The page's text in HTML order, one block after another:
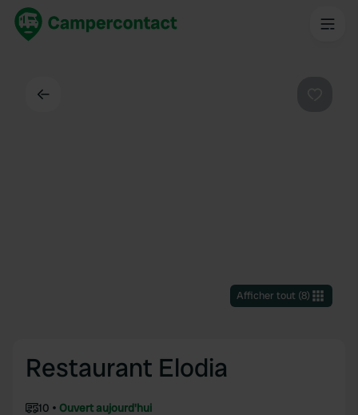
Afficher tout(8)
Restaurant Elodia
10
Ouvert aujourd'hui